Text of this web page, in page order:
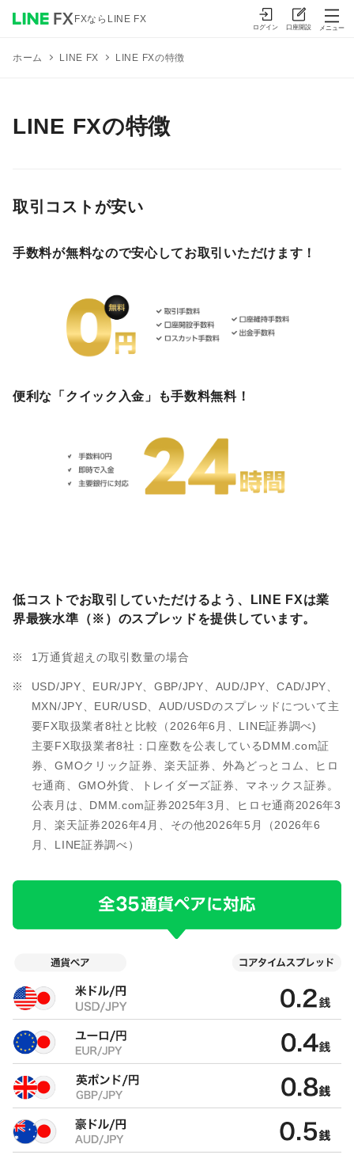
ホーム LINE FX LINE FXの特徴
LINE FXの特徴
取引コストが安い
手数料が無料なので安心してお取引いただけます！
便利な「クイック入金」も手数料無料！
低コストでお取引していただけるよう、LINE FXは業
界最狭水準（※）のスプレッドを提供しています。
1万通貨超えの取引数量の場合
USD/JPY、EUR/JPY、GBP/JPY、AUD/JPY、CAD/JPY、
MXN/JPY、EUR/USD、AUD/USDのスプレッドについて主
要FX取扱業者8社と比較（2026年6月、LINE証券調べ)
主要FX取扱業者8社：口座数を公表しているDMM.com証
券、GMOクリック証券、楽天証券、外為どっとコム、ヒロ
セ通商、GMO外貨、トレイダーズ証券、マネックス証券。
公表月は、DMM.com証券2025年3月、ヒロセ通商2026年3
月、楽天証券2026年4月、その他2026年5月（2026年6
月、LINE証券調べ）
FXならLINE FX
ログイン 口座開設 メニュー